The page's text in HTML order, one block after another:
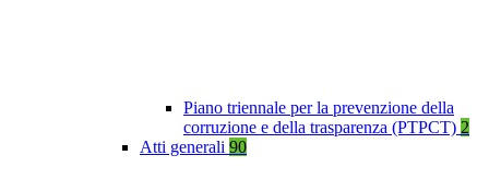
Piano triennale per la prevenzione della
corruzione e della trasparenza (PTPCT) 2
Atti generali 90